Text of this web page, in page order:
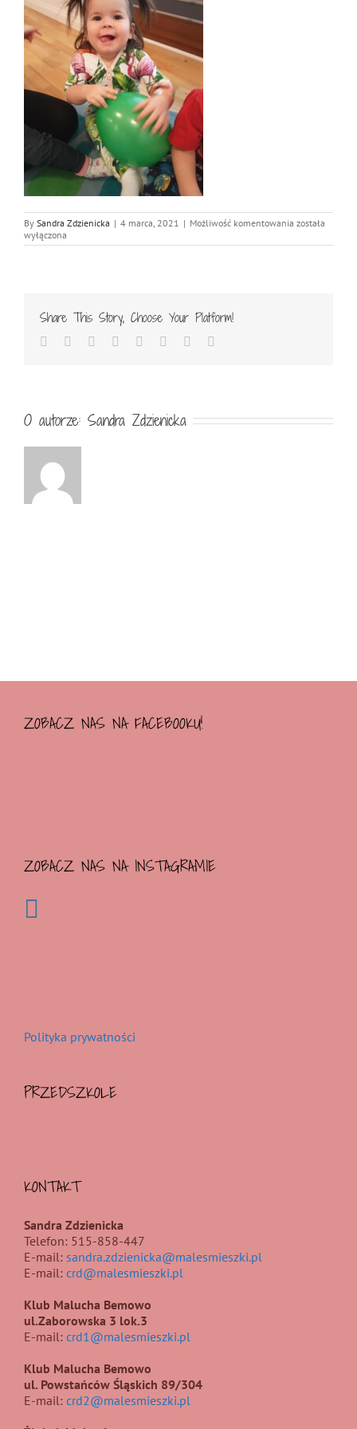
By Sandra Zdzienicka | 4 marca, 2021 | Możliwość komentowania została
wyłączona
Share This Story, Choose Your Platform!
Facebook
TwitterReddit LinkedIn
TumblrPinterest
O autorze: Sandra Zdzienicka
ZOBACZ NAS NA FACEBOOKU!
ZOBACZ NAS NA INSTAGRAMIE
Polityka prywatności
PRZEDSZKOLE
KONTAKT
Sandra Zdzienicka
Telefon: 515-858-447
E-mail: sandra.zdzienicka@malesmieszki.pl
E-mail: crd@malesmieszki.pl
Klub Malucha Bemowo
ul.Zaborowska 3 lok.3
E-mail: crd1@malesmieszki.pl
Klub Malucha Bemowo
ul. Powstańców Śląskich 89/304
E-mail: crd2@malesmieszki.pl